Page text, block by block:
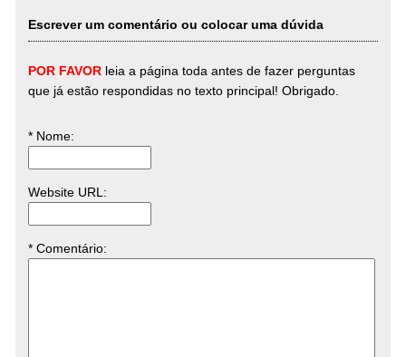
Escrever um comentário ou colocar uma dúvida
POR FAVORleia a página toda antes de fazer perguntas
que já estão respondidas no texto principal! Obrigado.
* Nome:
Website URL:
* Comentário: